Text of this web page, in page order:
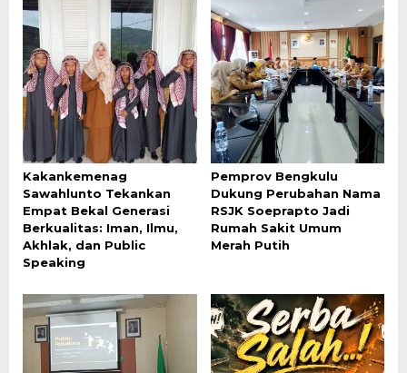
Kakankemenag
Sawahlunto Tekankan
Empat Bekal Generasi
Berkualitas: Iman, Ilmu,
Akhlak, dan Public
Speaking
Pemprov Bengkulu
Dukung Perubahan Nama
RSJK Soeprapto Jadi
Rumah Sakit Umum
Merah Putih